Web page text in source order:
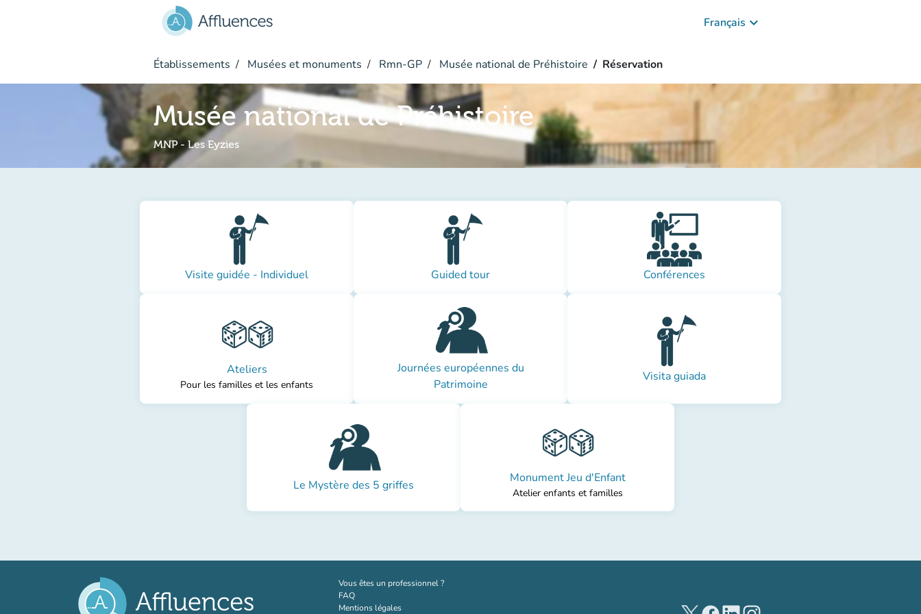
Français keyboard_arrow_down
Établissements Musées et monuments Rmn-GP Musée national de Préhistoire Réservation
Musée national de Préhistoire
MNP - Les Eyzies
Visite guidée - Individuel Guided tour Conférences
Ateliers
Pour les familles et les enfants
Journées européennes du
Patrimoine
Visita guiada
Le Mystère des 5 griffes Monument Jeu d'Enfant
Atelier enfants et familles
Vous êtes un professionnel ?(nouvel onglet)
FAQ
Mentions légales
(nouvel onglet)
(nouvel onglet)
(nouvel onglet)